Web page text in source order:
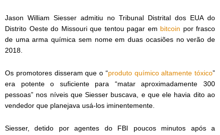
Jason William Siesser admitiu no Tribunal Distrital dos EUA do
Distrito Oeste do Missouri que tentou pagar em bitcoin por frasco
de uma arma química sem nome em duas ocasiões no verão de
2018.
Os promotores disseram que o “produto químico altamente tóxico”
era potente o suficiente para “matar aproximadamente 300
pessoas” nos níveis que Siesser buscava, e que ele havia dito ao
vendedor que planejava usá-los iminentemente.
Siesser, detido por agentes do FBI poucos minutos após a